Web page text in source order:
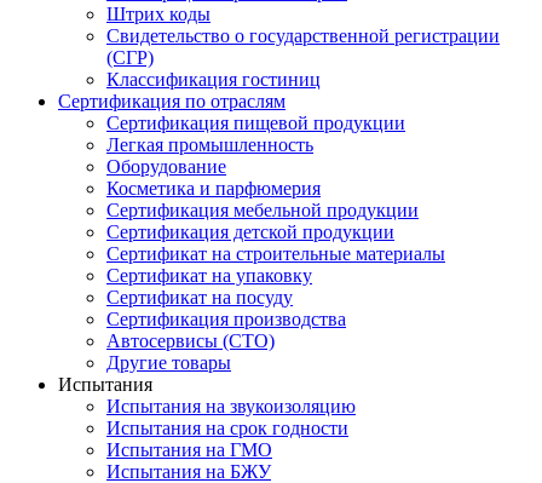
Штрих коды
Свидетельство о государственной регистрации
(СГР)
Классификация гостиниц
Сертификация по отраслям
Сертификация пищевой продукции
Легкая промышленность
Оборудование
Косметика и парфюмерия
Сертификация мебельной продукции
Сертификация детской продукции
Сертификат на строительные материалы
Сертификат на упаковку
Сертификат на посуду
Сертификация производства
Автосервисы (СТО)
Другие товары
Испытания
Испытания на звукоизоляцию
Испытания на срок годности
Испытания на ГМО
Испытания на БЖУ